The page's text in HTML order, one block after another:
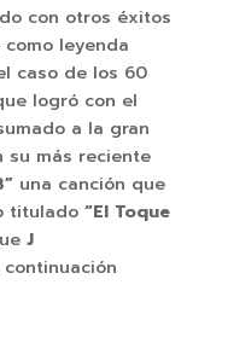
con otros éxitos
leyenda
caso de los 60
logró con el
a la gran
su más reciente
una canción que
titulado “El Toque
J